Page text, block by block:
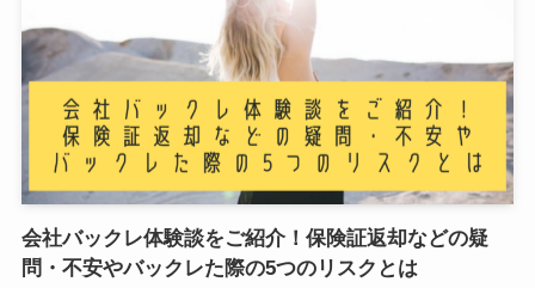
会社バックレ体験談をご紹介！保険証返却などの疑
問・不安やバックレた際の5つのリスクとは